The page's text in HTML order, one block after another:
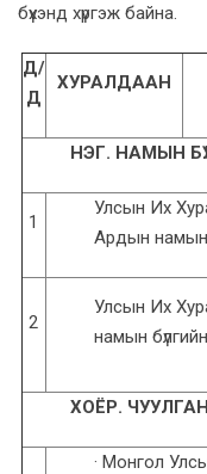
бүхэнд хүргэж байна.
Д/
Д
ХУРАЛДААН
НЭГ. НАМЫН
1
Улсын Их
Ардын намын
2
Улсын Их
намын
ХОЁР.
· Монгол